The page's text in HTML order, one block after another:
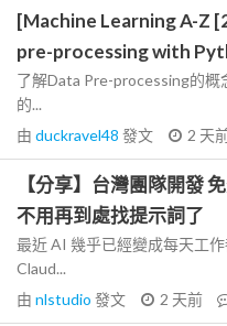
[Machine Learning A-Z
pre-processing with
了解Data Pre-processing的
的...
由 duckravel48 發文 2 天
【分享】台灣團隊開發
不用再到處找提示詞了
最近 AI 幾乎已經變成每天工
Claud...
由 nlstudio 發文 2 天前